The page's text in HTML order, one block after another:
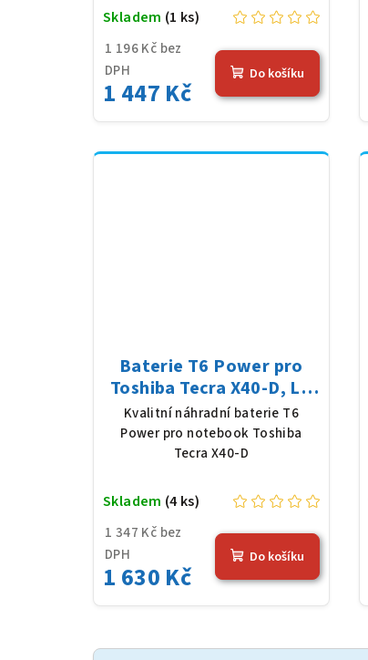
1 196 Kč bez
DPH
1 447 Kč
Skladem (1 ks)
Do košíku
Baterie T6 Power pro
Toshiba Tecra X40-D, Li-
Poly, 11,4 V, 4080 mAh
(48 Wh), černá
Kvalitní náhradní baterie T6
Power pro notebook Toshiba
Tecra X40-D
1 347 Kč bez
DPH
1 630 Kč
Skladem (4 ks)
Do košíku